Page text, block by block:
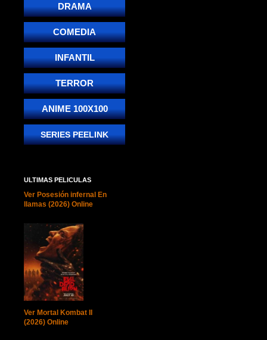
DRAMA
COMEDIA
INFANTIL
TERROR
ANIME 100X100
SERIES PEELINK
ULTIMAS PELICULAS
Ver Posesión infernal En
llamas (2026) Online
Ver Mortal Kombat II
(2026) Online